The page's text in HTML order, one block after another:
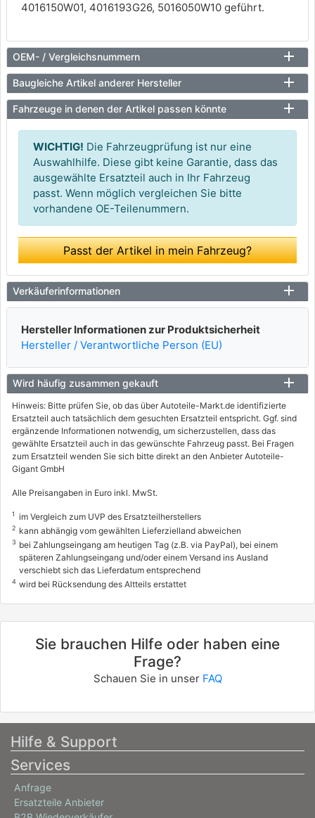
4016150W01, 4016193G26, 5016050W10 geführt.
OEM- / Vergleichsnummern
Baugleiche Artikel anderer Hersteller
Fahrzeuge in denen der Artikel passen könnte
WICHTIG! Die Fahrzeugprüfung ist nur eine
Auswahlhilfe. Diese gibt keine Garantie, dass das
ausgewählte Ersatzteil auch in Ihr Fahrzeug
passt. Wenn möglich vergleichen Sie bitte
vorhandene OE-Teilenummern.
Passt der Artikel in mein Fahrzeug?
Verkäuferinformationen
Hersteller Informationen zur Produktsicherheit
Hersteller / Verantwortliche Person (EU)
Wird häufig zusammen gekauft
Hinweis: Bitte prüfen Sie, ob das über Autoteile-Markt.de identifizierte
Ersatzteil auch tatsächlich dem gesuchten Ersatzteil entspricht. Ggf. sind
ergänzende Informationen notwendig, um sicherzustellen, dass das
gewählte Ersatzteil auch in das gewünschte Fahrzeug passt. Bei Fragen
zum Ersatzteil wenden Sie sich bitte direkt an den Anbieter Autoteile-
Gigant GmbH
Alle Preisangaben in Euro inkl. MwSt.
1 im Vergleich zum UVP des Ersatzteilherstellers
2 kann abhängig vom gewählten Lieferzielland abweichen
3 bei Zahlungseingang am heutigen Tag (z.B. via PayPal), bei einem
späteren Zahlungseingang und/oder einem Versand ins Ausland
verschiebt sich das Lieferdatum entsprechend
4 wird bei Rücksendung des Altteils erstattet
Sie brauchen Hilfe oder haben eine
Frage?
Schauen Sie in unser FAQ
Hilfe & Support
Services
Anfrage
Ersatzteile Anbieter